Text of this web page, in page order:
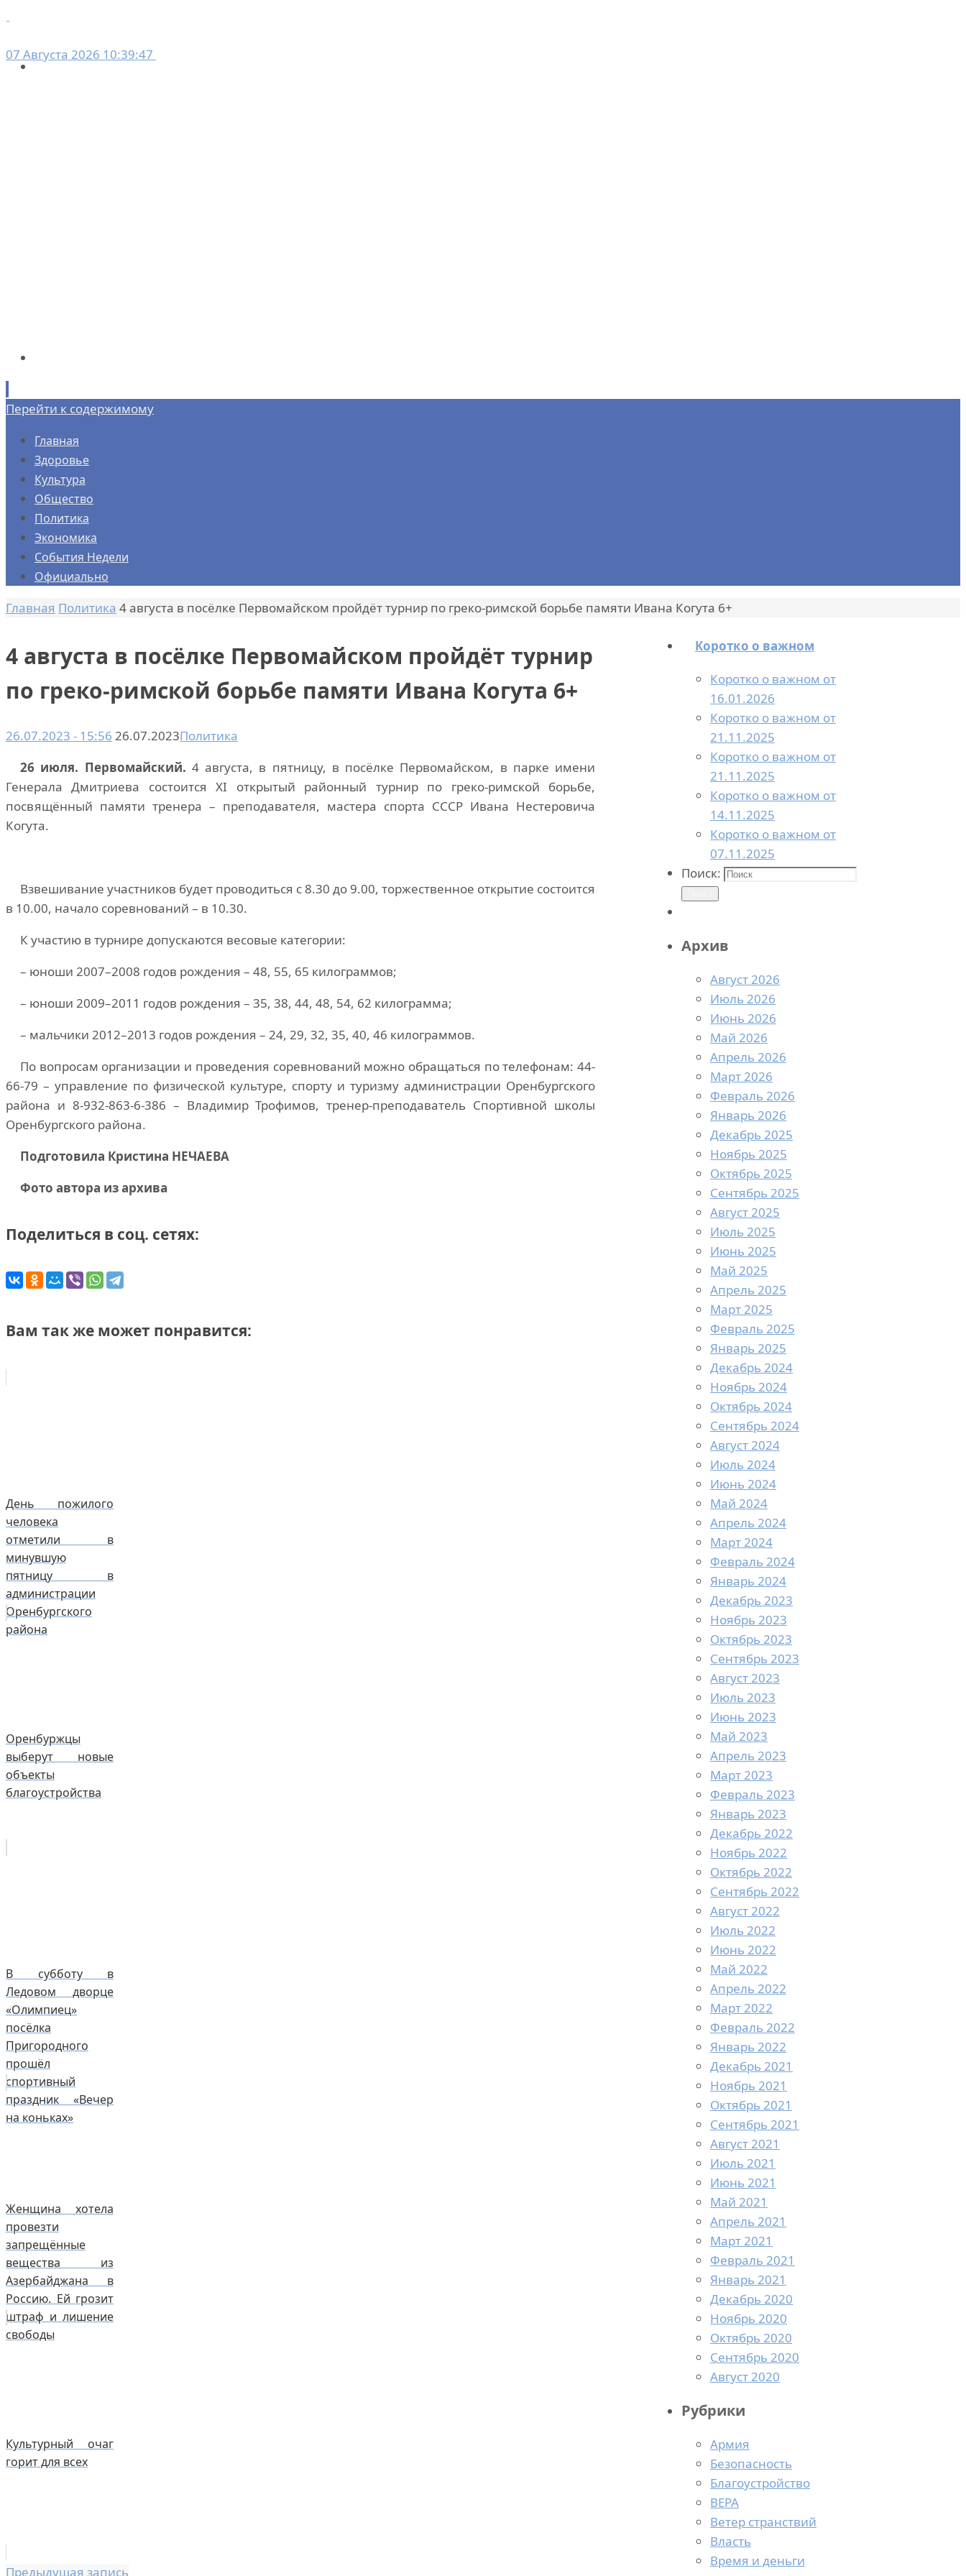
07 Августа 2026 10:39:47
Перейти к содержимому
Главная
Здоровье
Культура
Общество
Политика
Экономика
События Недели
Официально
Главная Политика 4 августа в посёлке Первомайском пройдёт турнир по греко-римской борьбе памяти Ивана Когута 6+
4 августа в посёлке Первомайском пройдёт турнир
по греко-римской борьбе памяти Ивана Когута 6+
26.07.2023 - 15:56 26.07.2023Политика
26 июля. Первомайский. 4 августа, в пятницу, в посёлке Первомайском, в парке имени
Генерала Дмитриева состоится XI открытый районный турнир по греко-римской борьбе,
посвящённый памяти тренера – преподавателя, мастера спорта СССР Ивана Нестеровича
Когута.
Взвешивание участников будет проводиться с 8.30 до 9.00, торжественное открытие состоится
в 10.00, начало соревнований – в 10.30.
К участию в турнире допускаются весовые категории:
– юноши 2007–2008 годов рождения – 48, 55, 65 килограммов;
– юноши 2009–2011 годов рождения – 35, 38, 44, 48, 54, 62 килограмма;
– мальчики 2012–2013 годов рождения – 24, 29, 32, 35, 40, 46 килограммов.
По вопросам организации и проведения соревнований можно обращаться по телефонам: 44-
66-79 – управление по физической культуре, спорту и туризму администрации Оренбургского
района и 8-932-863-6-386 – Владимир Трофимов, тренер-преподаватель Спортивной школы
Оренбургского района.
Подготовила Кристина НЕЧАЕВА
Фото автора из архива
Поделиться в соц. сетях:
Вам так же может понравится:
День пожилого
человека
отметили в
минувшую
пятницу в
администрации
Оренбургского
района
Оренбуржцы
выберут новые
объекты
благоустройства
В субботу в
Ледовом дворце
«Олимпиец»
посёлка
Пригородного
прошёл
спортивный
праздник «Вечер
на коньках»
Женщина хотела
провезти
запрещённые
вещества из
Азербайджана в
Россию. Ей грозит
штраф и лишение
свободы
Культурный очаг
горит для всех
Предыдущая запись
Коротко о важном
Коротко о важном от
16.01.2026
Коротко о важном от
21.11.2025
Коротко о важном от
21.11.2025
Коротко о важном от
14.11.2025
Коротко о важном от
07.11.2025
Поиск:
Архив
Август 2026
Июль 2026
Июнь 2026
Май 2026
Апрель 2026
Март 2026
Февраль 2026
Январь 2026
Декабрь 2025
Ноябрь 2025
Октябрь 2025
Сентябрь 2025
Август 2025
Июль 2025
Июнь 2025
Май 2025
Апрель 2025
Март 2025
Февраль 2025
Январь 2025
Декабрь 2024
Ноябрь 2024
Октябрь 2024
Сентябрь 2024
Август 2024
Июль 2024
Июнь 2024
Май 2024
Апрель 2024
Март 2024
Февраль 2024
Январь 2024
Декабрь 2023
Ноябрь 2023
Октябрь 2023
Сентябрь 2023
Август 2023
Июль 2023
Июнь 2023
Май 2023
Апрель 2023
Март 2023
Февраль 2023
Январь 2023
Декабрь 2022
Ноябрь 2022
Октябрь 2022
Сентябрь 2022
Август 2022
Июль 2022
Июнь 2022
Май 2022
Апрель 2022
Март 2022
Февраль 2022
Январь 2022
Декабрь 2021
Ноябрь 2021
Октябрь 2021
Сентябрь 2021
Август 2021
Июль 2021
Июнь 2021
Май 2021
Апрель 2021
Март 2021
Февраль 2021
Январь 2021
Декабрь 2020
Ноябрь 2020
Октябрь 2020
Сентябрь 2020
Август 2020
Рубрики
Армия
Безопасность
Благоустройство
ВЕРА
Ветер странствий
Власть
Время и деньги